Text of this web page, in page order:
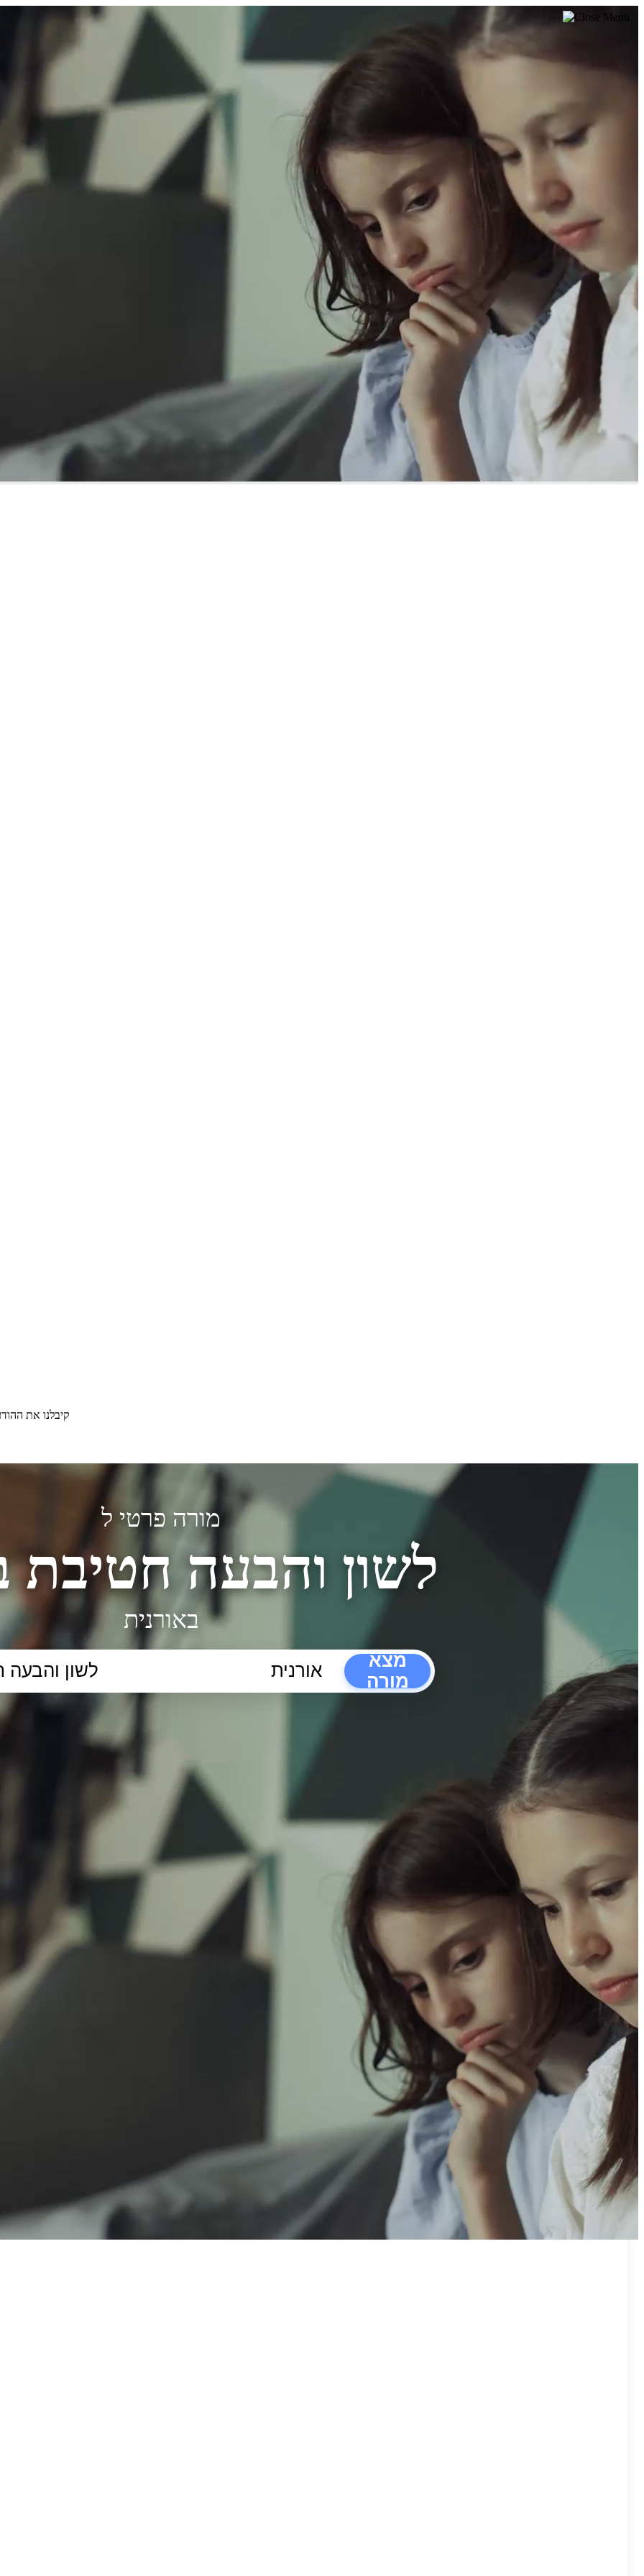
קיבלנו את
מורה פרטי ל
לשון והבעה חטיבת
באורנית
מצא
מורה
ללמוד אונליין
פרונטלי
תיכון השכלה גבוהה הפרעות קשב וריכוז
כלי סינון
₪50
מאמן פרטי